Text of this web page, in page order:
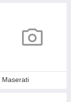
Maserati